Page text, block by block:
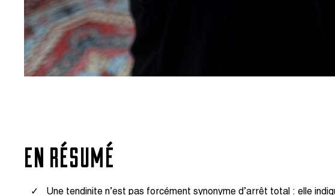
EN RÉSUMÉ
Une tendinite n’est pas forcément synonyme d’arrêt total : elle